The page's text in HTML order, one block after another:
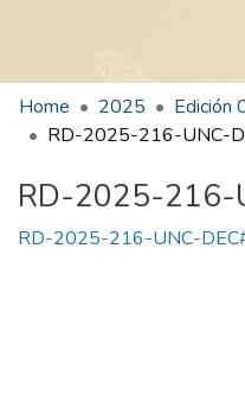
Home 2025
RD-2025-216-
RD-2025-216-UNC-